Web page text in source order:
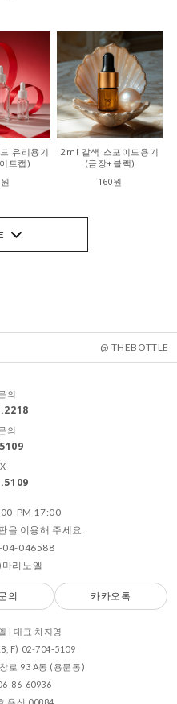
유리용기
트캡)
2ml 갈색 스포이드용기
(금장+블랙)
160원
@ THEBOTTLE
의
의
PM 17:00
을 이용해 주세요.
04-046588
리노엘
의 카카오톡
| 대표 차지영
F) 02-704-5109
로 93 A동 (용문동)
86-60936